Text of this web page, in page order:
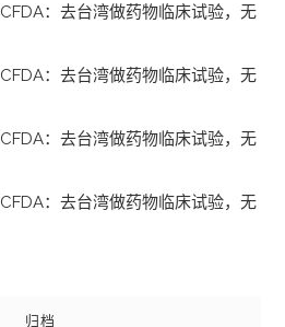
CFDA：去台湾做药物临床试验，无
CFDA：去台湾做药物临床试验，无
CFDA：去台湾做药物临床试验，无
CFDA：去台湾做药物临床试验，无
归档